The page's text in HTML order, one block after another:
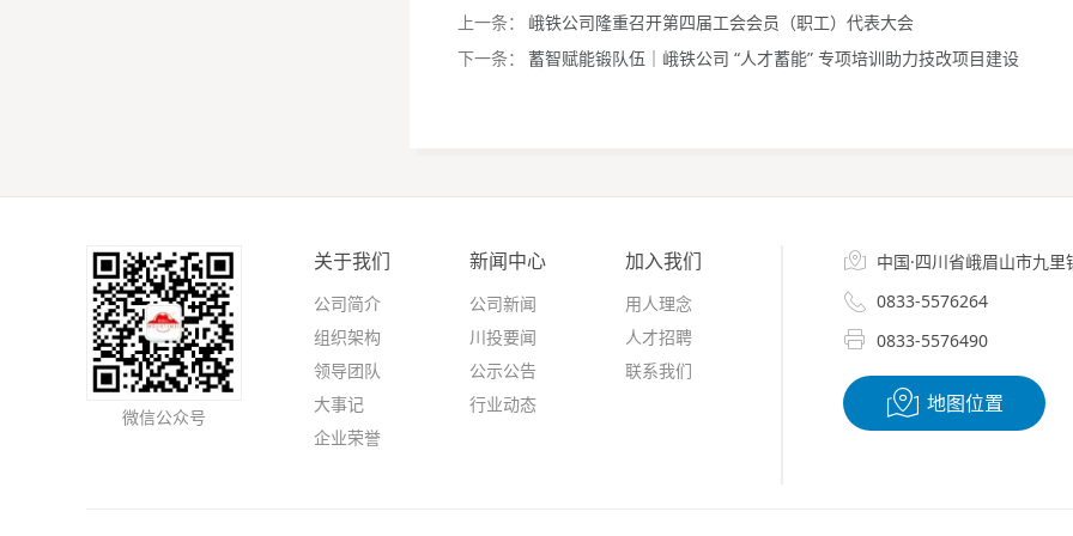
上一条：
峨铁公司隆重召开第四届工会会员（职工）代表大会
下一条：
蓄智赋能锻队伍｜峨铁公司 “人才蓄能” 专项培训助力技改项目建设
微信公众号
关于我们
公司简介
组织架构
领导团队
大事记
企业荣誉
新闻中心
公司新闻
川投要闻
公示公告
行业动态
加入我们
用人理念
人才招聘
联系我们
 中国·四川省峨眉山市九里
 0833-5576264
 0833-5576490
 地图位置